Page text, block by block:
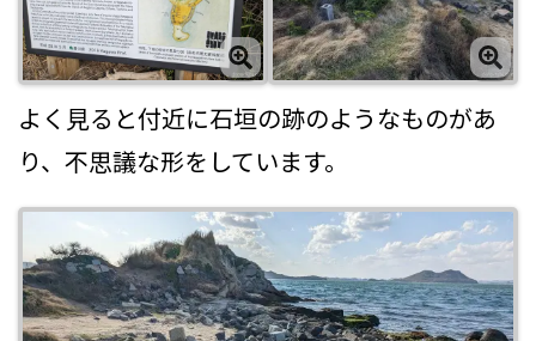
よく見ると付近に石垣の跡のようなものがあ
り、不思議な形をしています。